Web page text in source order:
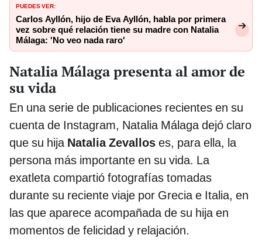
PUEDES VER:
Carlos Ayllón, hijo de Eva Ayllón, habla por primera
vez sobre qué relación tiene su madre con Natalia
Málaga: 'No veo nada raro'
Natalia Málaga presenta al amor de
su vida
En una serie de publicaciones recientes en su
cuenta de Instagram, Natalia Málaga dejó claro
que su hija Natalia Zevallos es, para ella, la
persona más importante en su vida. La
exatleta compartió fotografías tomadas
durante su reciente viaje por Grecia e Italia, en
las que aparece acompañada de su hija en
momentos de felicidad y relajación.